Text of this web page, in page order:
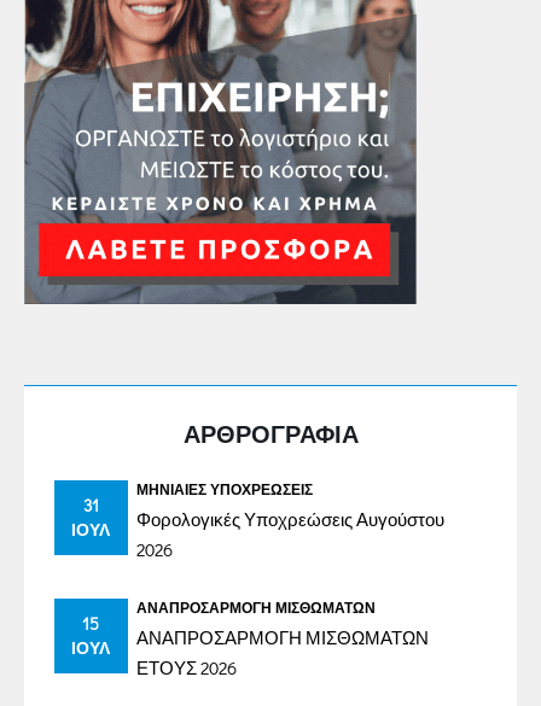
ΑΡΘΡΟΓΡΑΦΙΑ
31
ΙΟΎΛ
ΜΗΝΙΑΊΕΣ ΥΠΟΧΡΕΏΣΕΙΣ
Φορολογικές Υποχρεώσεις Αυγούστου
2026
15
ΙΟΎΛ
ΑΝΑΠΡΟΣΑΡΜΟΓΉ ΜΙΣΘΩΜΆΤΩΝ
ΑΝΑΠΡΟΣΑΡΜΟΓΗ ΜΙΣΘΩΜΑΤΩΝ
ΕΤΟΥΣ 2026